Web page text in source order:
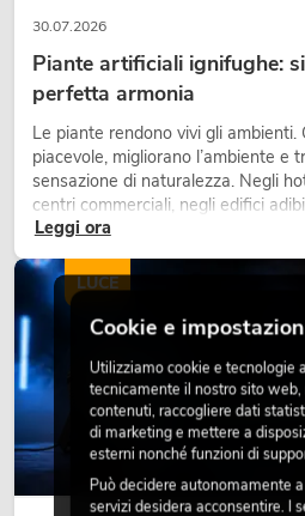
30.07.2026
Piante artificiali ignifughe:
perfetta armonia
Le piante rendono vivi gli ambienti.
piacevole, migliorano l’ambiente e
sensazione di naturalezza. Negli
centri commerciali, negli edifici
fieristici, una vegetazione di alta
integrante dei moderni progetti di
Leggi ora
LUCE
Cookie e
Utilizziamo cookie e tecnologie
tecnicamente il nostro sito web,
contenuti, raccogliere dati
di marketing e mettere a
esterni nonché funzioni di
Può decidere autonomamente
servizi desidera acconsentire. I